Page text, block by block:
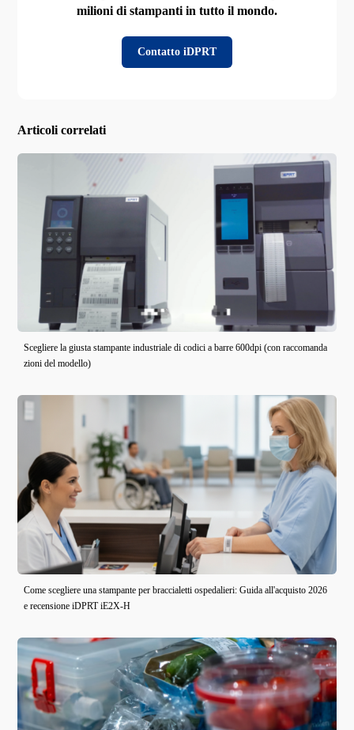
milioni di stampanti in tutto il mondo.
Contatto iDPRT
Articoli correlati
Scegliere la giusta stampante industriale di codici a barre 600dpi (con raccomanda
zioni del modello)
Come scegliere una stampante per braccialetti ospedalieri: Guida all'acquisto 2026
e recensione iDPRT iE2X-H